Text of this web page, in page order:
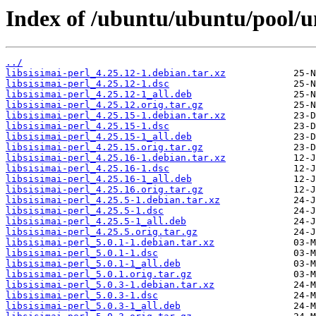
Index of /ubuntu/ubuntu/pool/
../
libsisimai-perl_4.25.12-1.debian.tar.xz
libsisimai-perl_4.25.12-1.dsc
libsisimai-perl_4.25.12-1_all.deb
libsisimai-perl_4.25.12.orig.tar.gz
libsisimai-perl_4.25.15-1.debian.tar.xz
libsisimai-perl_4.25.15-1.dsc
libsisimai-perl_4.25.15-1_all.deb
libsisimai-perl_4.25.15.orig.tar.gz
libsisimai-perl_4.25.16-1.debian.tar.xz
libsisimai-perl_4.25.16-1.dsc
libsisimai-perl_4.25.16-1_all.deb
libsisimai-perl_4.25.16.orig.tar.gz
libsisimai-perl_4.25.5-1.debian.tar.xz
libsisimai-perl_4.25.5-1.dsc
libsisimai-perl_4.25.5-1_all.deb
libsisimai-perl_4.25.5.orig.tar.gz
libsisimai-perl_5.0.1-1.debian.tar.xz
libsisimai-perl_5.0.1-1.dsc
libsisimai-perl_5.0.1-1_all.deb
libsisimai-perl_5.0.1.orig.tar.gz
libsisimai-perl_5.0.3-1.debian.tar.xz
libsisimai-perl_5.0.3-1.dsc
libsisimai-perl_5.0.3-1_all.deb